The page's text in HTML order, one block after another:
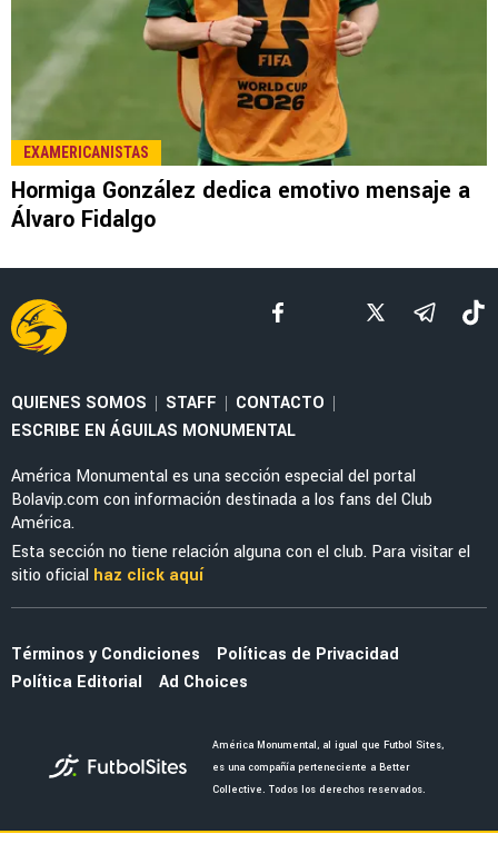
LEE TAMBIÉN
EXAMERICANISTAS
Dos examericanistas se reencuentra en
Sudamérica